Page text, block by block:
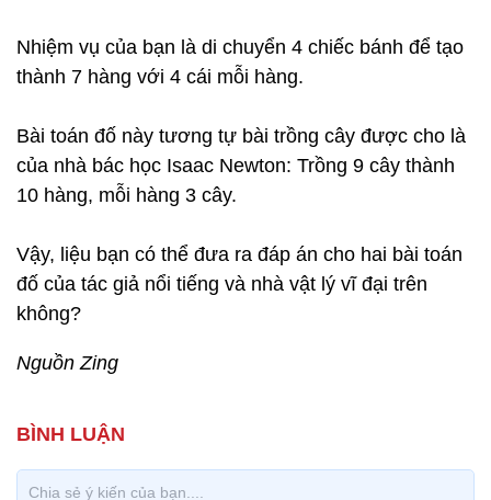
Nhiệm vụ của bạn là di chuyển 4 chiếc bánh để tạo
thành 7 hàng với 4 cái mỗi hàng.
Bài toán đố này tương tự bài trồng cây được cho là
của nhà bác học Isaac Newton: Trồng 9 cây thành
10 hàng, mỗi hàng 3 cây.
Vậy, liệu bạn có thể đưa ra đáp án cho hai bài toán
đố của tác giả nổi tiếng và nhà vật lý vĩ đại trên
không?
Nguồn Zing